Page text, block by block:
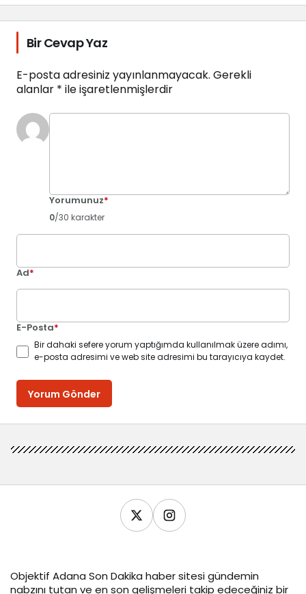
Bir Cevap Yaz
E-posta adresiniz yayınlanmayacak. Gerekli
alanlar * ile işaretlenmişlerdir
Yorumunuz*
0/30 karakter
Ad*
E-Posta*
Bir dahaki sefere yorum yaptığımda kullanılmak üzere adımı,
e-posta adresimi ve web site adresimi bu tarayıcıya kaydet.
Yorum Gönder
Objektif Adana Son Dakika haber sitesi gündemin
nabzını tutan ve en son gelişmeleri takip edeceğiniz bir